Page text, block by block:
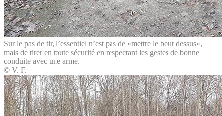
Sur le pas de tir, l’essentiel n’est pas de «mettre le bout dessus»,
mais de tirer en toute sécurité en respectant les gestes de bonne
conduite avec une arme.
© V. F.